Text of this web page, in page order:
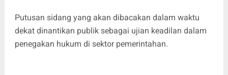
Putusan sidang yang akan dibacakan dalam waktu
dekat dinantikan publik sebagai ujian keadilan dalam
penegakan hukum di sektor pemerintahan.